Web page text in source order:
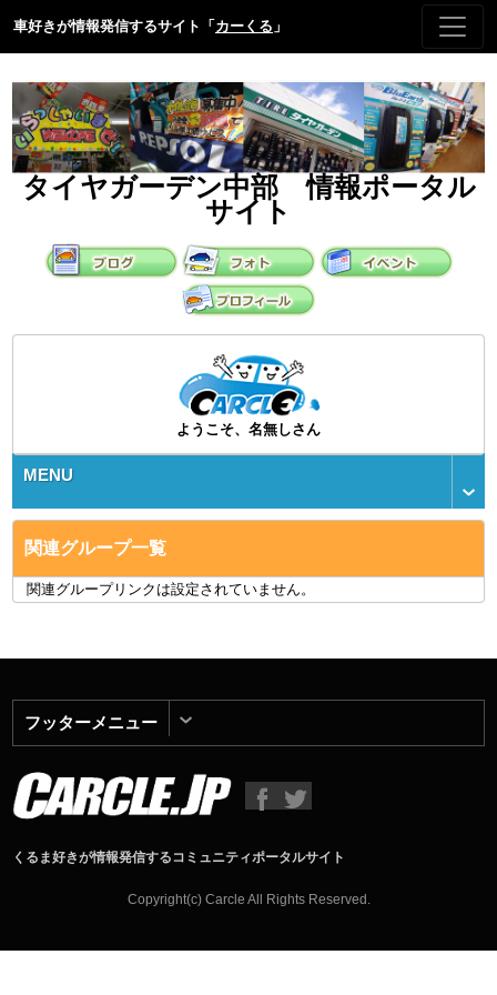
車好きが情報発信するサイト「 カーくる 」
タイヤガーデン中部 情報ポータル
サイト
ようこそ、名無しさん
MENU
関連グループ一覧
関連グループリンクは設定されていません。
フッターメニュー
くるま好きが情報発信するコミュニティポータルサイト
Copyright(c) Carcle All Rights Reserved.